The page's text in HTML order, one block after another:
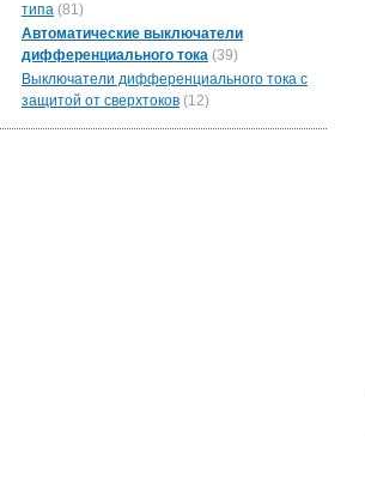
типа (81)
Автоматические выключатели
дифференциального тока (39)
Выключатели дифференциального тока с
защитой от сверхтоков (12)